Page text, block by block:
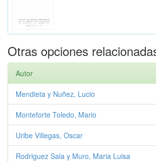
Otras opciones
Autor
Mendieta y Nuñez, Lucio
Monteforte Toledo, Mario
Uribe Villegas, Oscar
Rodriguez Sala y Muro, Maria Luisa